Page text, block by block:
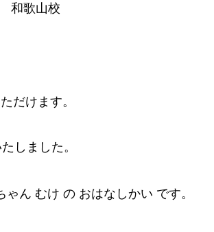
和歌山校
だけます。
しました。
ん むけ の おはなしかい です。